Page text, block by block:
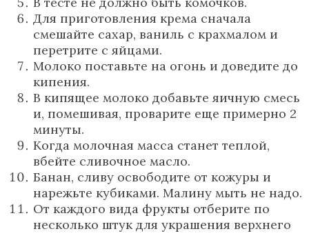
Для приготовления крема сначала
смешайте сахар, ваниль с крахмалом и
перетрите с яйцами.
Молоко поставьте на огонь и доведите до
кипения.
В кипящее молоко добавьте яичную смесь
и, помешивая, проварите еще примерно 2
минуты.
Когда молочная масса станет теплой,
вбейте сливочное масло.
Банан, сливу освободите от кожуры и
нарежьте кубиками. Малину мыть не надо.
От каждого вида фрукты отберите по
несколько штук для украшения верхнего